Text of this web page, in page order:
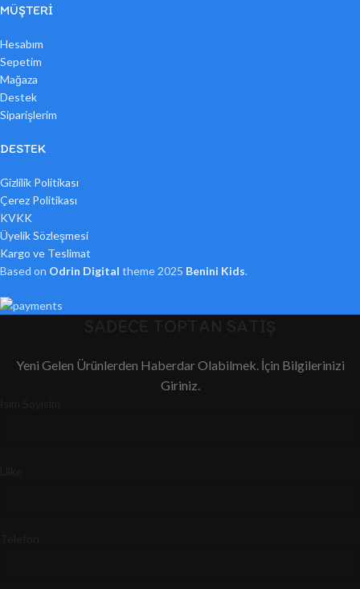
MÜŞTERI
Hesabım
Sepetim
Mağaza
Destek
Siparişlerim
DESTEK
Gizlilik Politikası
Çerez Politikası
KVKK
Üyelik Sözleşmesi
Kargo ve Teslimat
Based on Odrin Digital theme 2025 Benini Kids.
Yeni Gelen Ürünlerden Haberdar Olabilmek. İçin Bilgilerinizi
Giriniz.